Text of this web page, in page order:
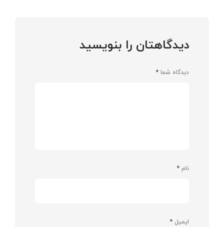
دیدگاهتان را بنویسید
دیدگاه شما *
نام *
ایمیل *